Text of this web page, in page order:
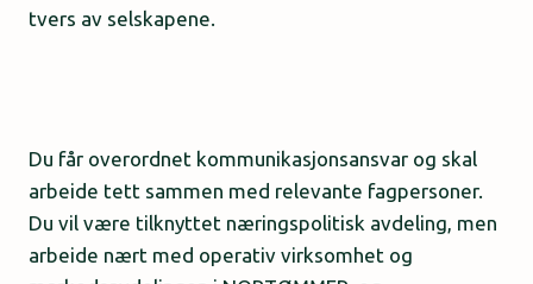
tvers av selskapene.
Du får overordnet kommunikasjonsansvar og skal
arbeide tett sammen med relevante fagpersoner.
Du vil være tilknyttet næringspolitisk avdeling, men
arbeide nært med operativ virksomhet og